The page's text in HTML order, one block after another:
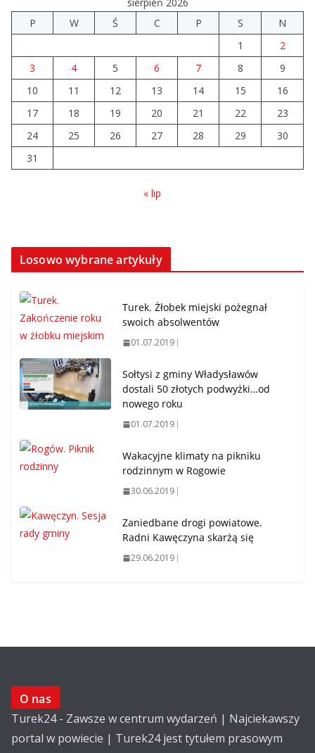
P
W Ś C P S
N
1
2
3
4 5 6 7 8
9
10
11 12 13 14 15
16
17
18 19 20 21 22
23
24
25 26 27 28 29
30
31
« lip
Losowo wybrane artykuły
Turek. Żłobek miejski pożegnał
swoich absolwentów
01.07.2019
Sołtysi z gminy Władysławów
dostali 50 złotych podwyżki…od
nowego roku
01.07.2019
Wakacyjne klimaty na pikniku
rodzinnym w Rogowie
30.06.2019
Zaniedbane drogi powiatowe.
Radni Kawęczyna skarżą się
29.06.2019
O nas
Turek24 - Zawsze w centrum wydarzeń | Najciekawszy
portal w powiecie | Turek24 jest tytułem prasowym